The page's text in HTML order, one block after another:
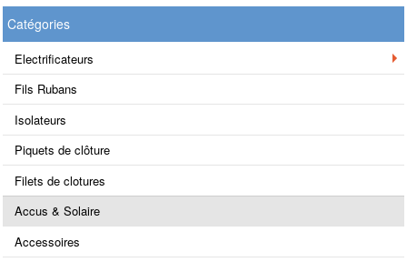
Catégories
Electrificateurs
Fils Rubans
Isolateurs
Piquets de clôture
Filets de clotures
Accus & Solaire
Accessoires